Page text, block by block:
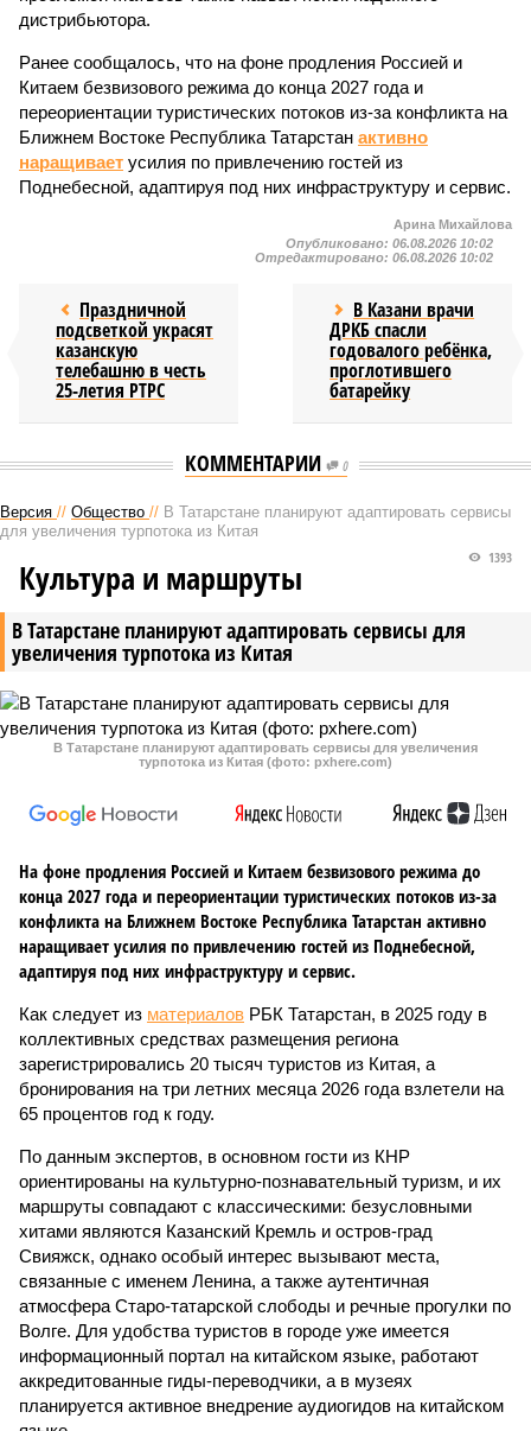
дистрибьютора.
Ранее сообщалось, что на фоне продления Россией и
Китаем безвизового режима до конца 2027 года и
переориентации туристических потоков из-за конфликта на
Ближнем Востоке Республика Татарстан активно
наращивает усилия по привлечению гостей из
Поднебесной, адаптируя под них инфраструктуру и сервис.
Арина Михайлова
Опубликовано: 06.08.2026 10:02
Отредактировано: 06.08.2026 10:02
Праздничной
подсветкой украсят
казанскую
телебашню в честь
25-летия РТРС
В Казани врачи
ДРКБ спасли
годовалого ребёнка,
проглотившего
батарейку
КОММЕНТАРИИ 0
Версия // Общество // В Татарстане планируют адаптировать сервисы
для увеличения турпотока из Китая
В Татарстане планируют адаптировать сервисы для
увеличения турпотока из Китая
1393
Культура и маршруты
В Татарстане планируют адаптировать сервисы для увеличения
турпотока из Китая (фото: pxhere.com)
На фоне продления Россией и Китаем безвизового режима до
конца 2027 года и переориентации туристических потоков из-за
конфликта на Ближнем Востоке Республика Татарстан активно
наращивает усилия по привлечению гостей из Поднебесной,
адаптируя под них инфраструктуру и сервис.
Как следует из материалов РБК Татарстан, в 2025 году в
коллективных средствах размещения региона
зарегистрировались 20 тысяч туристов из Китая, а
бронирования на три летних месяца 2026 года взлетели на
65 процентов год к году.
По данным экспертов, в основном гости из КНР
ориентированы на культурно-познавательный туризм, и их
маршруты совпадают с классическими: безусловными
хитами являются Казанский Кремль и остров-град
Свияжск, однако особый интерес вызывают места,
связанные с именем Ленина, а также аутентичная
атмосфера Старо-татарской слободы и речные прогулки по
Волге. Для удобства туристов в городе уже имеется
информационный портал на китайском языке, работают
аккредитованные гиды-переводчики, а в музеях
планируется активное внедрение аудиогидов на китайском